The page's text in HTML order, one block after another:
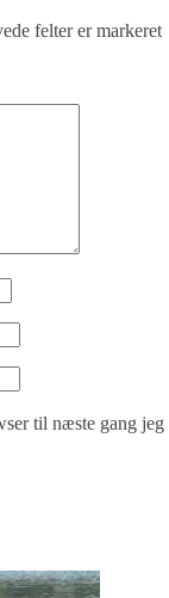
felter er markeret
til næste gang jeg